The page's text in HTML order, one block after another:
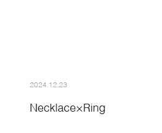
2024.12.23
Necklace×Ring